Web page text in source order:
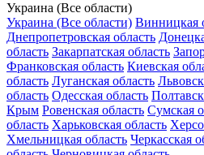
Украина (Все области)
Украина (Все области) Винницкая
Днепропетровская область
область Закарпатская область
Франковская область Киевская
область Луганская область
область Одесская область
Крым Ровенская область Сумская
область Харьковская область
Хмельницкая область Черкасская